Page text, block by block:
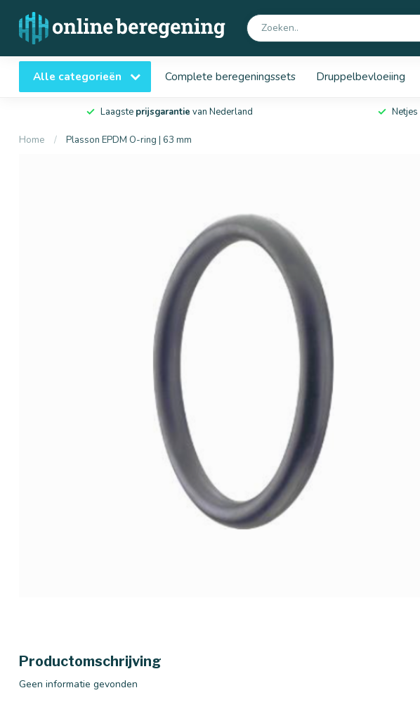
Alle categorieën Complete beregeningssets Druppelbevloeiing
Laagste prijsgarantie van Nederland Netjes
Home / Plasson EPDM O-ring | 63 mm
Productomschrijving
Geen informatie gevonden